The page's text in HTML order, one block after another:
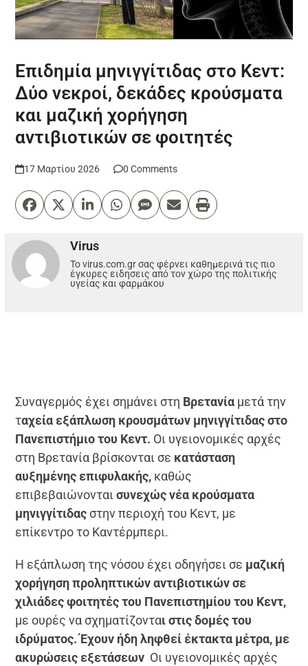
Επιδημία μηνιγγίτιδας στο Κεντ:
Δύο νεκροί, δεκάδες κρούσματα
και μαζική χορήγηση
αντιβιοτικών σε φοιτητές
17 Μαρτίου 2026 0 Comments
Virus
Το virus.com.gr σας φέρνει καθημερινά τις πιο
έγκυρες ειδησεις από τον χώρο της πολιτικής
υγείας και φαρμάκου
Συναγερμός έχει σημάνει στη Βρετανία μετά την
ταχεία εξάπλωση κρουσμάτων μηνιγγίτιδας στο
Πανεπιστήμιο του Κεντ. Οι υγειονομικές αρχές
στη Βρετανία βρίσκονται σε κατάσταση
αυξημένης επιφυλακής, καθώς
επιβεβαιώνονταισυνεχώς νέα κρούσματα
μηνιγγίτιδας στην περιοχή του Κεντ, με
επίκεντρο το Καντέρμπερι.
Η εξάπλωση της νόσου έχει οδηγήσει σε μαζική
χορήγηση προληπτικών αντιβιοτικών σε
χιλιάδες φοιτητές του Πανεπιστημίου του Κεντ,
με ουρές να σχηματίζονται στις δομές του
ιδρύματος. Έχουν ήδη ληφθεί έκτακτα μέτρα, με
ακυρώσεις εξετάσεων Οι υγειονομικές αρχές